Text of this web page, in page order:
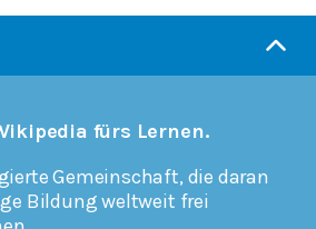
fürs Lernen.
Gemeinschaft, die daran
Bildung weltweit frei